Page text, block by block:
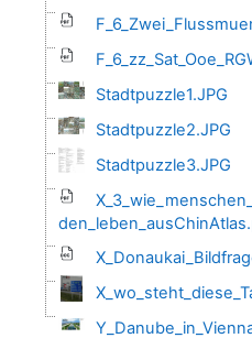
Stadtpuzzle1.JPG
Stadtpuzzle2.JPG
Stadtpuzzle3.JPG